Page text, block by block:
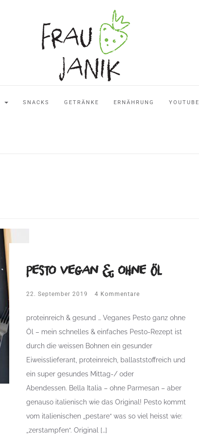
SNACKS GETRÄNKE ERNÄHRUNG YOUTUBE
Pesto vegan & ohne Öl
22. September 2019 4 Kommentare
proteinreich & gesund … Veganes Pesto ganz ohne
Öl – mein schnelles & einfaches Pesto-Rezept ist
durch die weissen Bohnen ein gesunder
Eiweisslieferant, proteinreich, ballaststoffreich und
ein super gesundes Mittag-/ oder
Abendessen. Bella Italia – ohne Parmesan – aber
genauso italienisch wie das Original! Pesto kommt
vom italienischen „pestare“ was so viel heisst wie:
„zerstampfen“. Original […]